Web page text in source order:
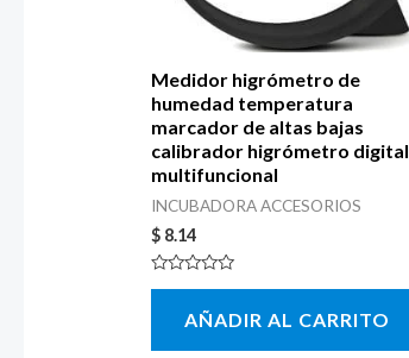
Medidor higrómetro de
humedad temperatura
marcador de altas bajas
calibrador higrómetro digital
multifuncional
INCUBADORA ACCESORIOS
$8.14
Valorado
5
AÑADIR AL CARRITO